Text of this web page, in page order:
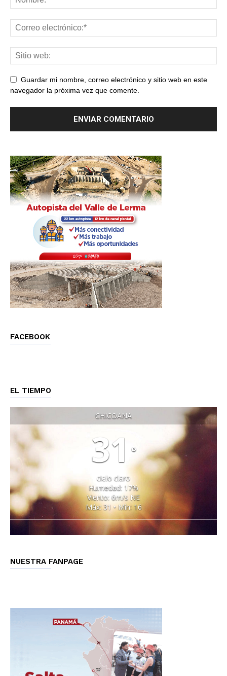
Guardar mi nombre, correo electrónico y sitio web en este
navegador la próxima vez que comente.
FACEBOOK
EL TIEMPO
CHICOANA
31 °
cielo claro
Humedad: 17%
Viento: 6m/s NE
Máx: 31 • Mín: 16
NUESTRA FANPAGE